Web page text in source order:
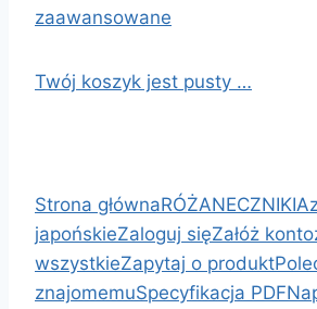
zaawansowane
Twój koszyk jest pusty …
Strona głównaRÓŻANECZNIKI
japońskieZaloguj sięZałóż konto
wszystkieZapytaj o produkt
znajomemuSpecyfikacja PDF